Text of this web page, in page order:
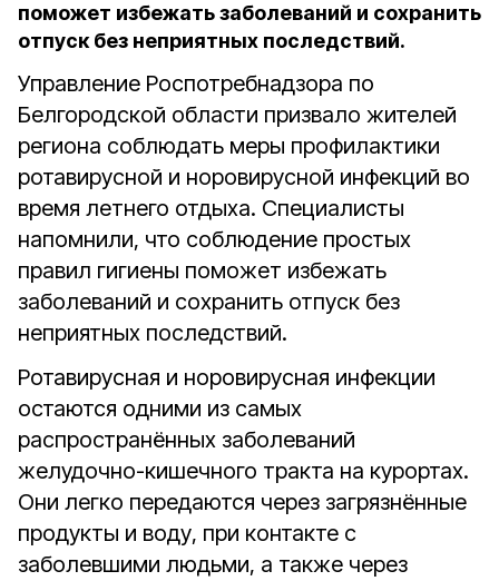
поможет избежать заболеваний и сохранить
отпуск без неприятных последствий.
Управление Роспотребнадзора по
Белгородской области призвало жителей
региона соблюдать меры профилактики
ротавирусной и норовирусной инфекций во
время летнего отдыха. Специалисты
напомнили, что соблюдение простых
правил гигиены поможет избежать
заболеваний и сохранить отпуск без
неприятных последствий.
Ротавирусная и норовирусная инфекции
остаются одними из самых
распространённых заболеваний
желудочно-кишечного тракта на курортах.
Они легко передаются через загрязнённые
продукты и воду, при контакте с
заболевшими людьми, а также через